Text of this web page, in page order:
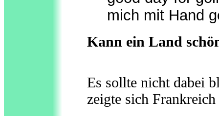
mich mit Hand
Kann ein Land
Es sollte nicht dabei
zeigte sich